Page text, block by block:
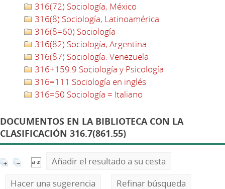
316(72) Sociología, México
316(8) Sociología, Latinoamérica
316(8=60) Sociología
316(82) Sociología, Argentina
316(87) Sociología. Venezuela
316+159.9 Sociología y Psicología
316=111 Sociología en inglés
316=50 Sociología = Italiano
DOCUMENTOS EN LA BIBLIOTECA CON LA
CLASIFICACIÓN 316.7(861.55)
Añadir el resultado a su cesta
Hacer una sugerencia
Refinar búsqueda